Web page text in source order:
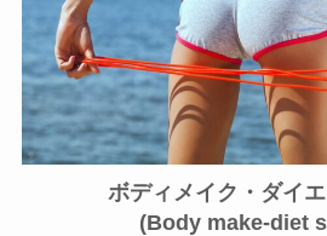
ボディメイク・ダイ
(Body make-diet